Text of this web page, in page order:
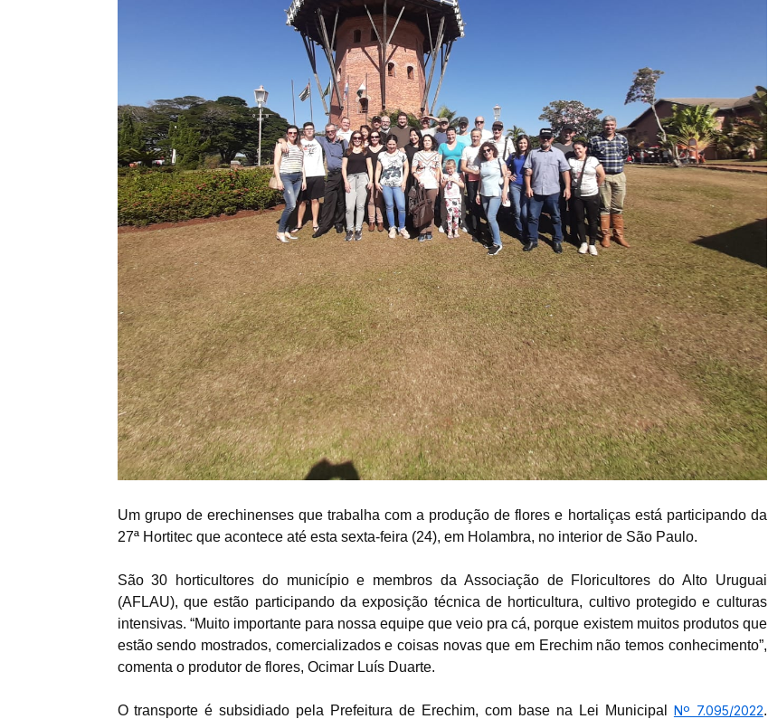
Um grupo de erechinenses que trabalha com a produção de flores e hortaliças está participando da
27ª Hortitec que acontece até esta sexta-feira (24), em Holambra, no interior de São Paulo.
São 30 horticultores do município e membros da Associação de Floricultores do Alto Uruguai
(AFLAU), que estão participando da exposição técnica de horticultura, cultivo protegido e culturas
intensivas. “Muito importante para nossa equipe que veio pra cá, porque existem muitos produtos que
estão sendo mostrados, comercializados e coisas novas que em Erechim não temos conhecimento”,
comenta o produtor de flores, Ocimar Luís Duarte.
O transporte é subsidiado pela Prefeitura de Erechim, com base na Lei Municipal Nº 7.095/2022.